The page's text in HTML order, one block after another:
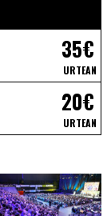
35€
URTEAN
20€
URTEAN